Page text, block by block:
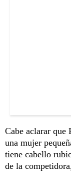
Cabe aclarar que
una mujer
tiene cabello
de la